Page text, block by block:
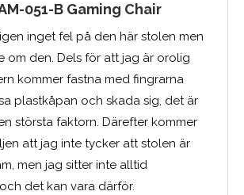
051-B Gaming Chair
inget fel på den här stolen men
om den. Dels för att jag är orolig
kommer fastna med fingrarna
plastkåpan och skada sig, det är
största faktorn. Därefter kommer
att jag inte tycker att stolen är
men jag sitter inte alltid
det kan vara därför.